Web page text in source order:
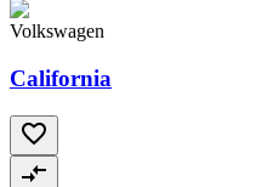
Volkswagen
California